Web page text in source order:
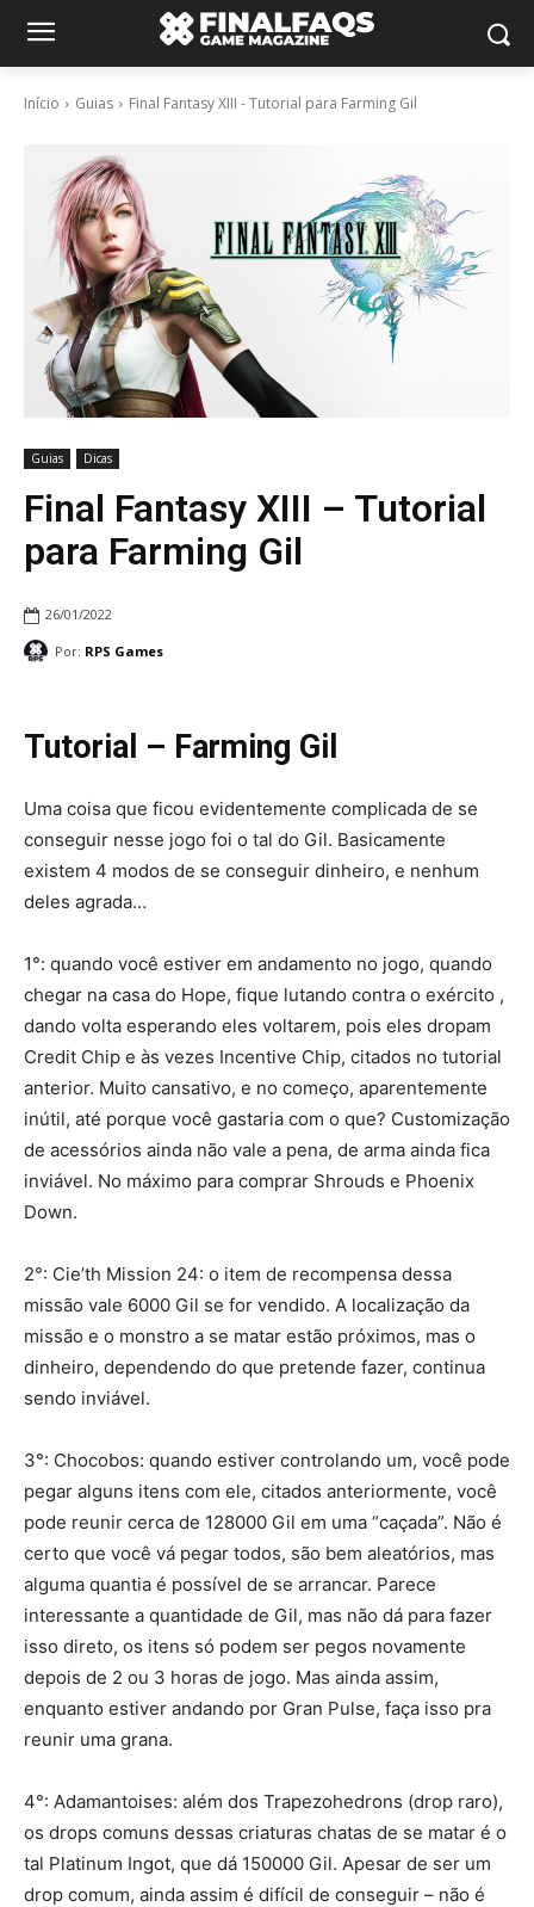
Início Guias Final Fantasy XIII - Tutorial para Farming Gil
Guias Dicas
Final Fantasy XIII – Tutorial
para Farming Gil
26/01/2022
Por: RPS Games
Tutorial – Farming Gil
Uma coisa que ficou evidentemente complicada de se
conseguir nesse jogo foi o tal do Gil. Basicamente
existem 4 modos de se conseguir dinheiro, e nenhum
deles agrada…
1°: quando você estiver em andamento no jogo, quando
chegar na casa do Hope, fique lutando contra o exército ,
dando volta esperando eles voltarem, pois eles dropam
Credit Chip e às vezes Incentive Chip, citados no tutorial
anterior. Muito cansativo, e no começo, aparentemente
inútil, até porque você gastaria com o que? Customização
de acessórios ainda não vale a pena, de arma ainda fica
inviável. No máximo para comprar Shrouds e Phoenix
Down.
2°: Cie’th Mission 24: o item de recompensa dessa
missão vale 6000 Gil se for vendido. A localização da
missão e o monstro a se matar estão próximos, mas o
dinheiro, dependendo do que pretende fazer, continua
sendo inviável.
3°: Chocobos: quando estiver controlando um, você pode
pegar alguns itens com ele, citados anteriormente, você
pode reunir cerca de 128000 Gil em uma “caçada”. Não é
certo que você vá pegar todos, são bem aleatórios, mas
alguma quantia é possível de se arrancar. Parece
interessante a quantidade de Gil, mas não dá para fazer
isso direto, os itens só podem ser pegos novamente
depois de 2 ou 3 horas de jogo. Mas ainda assim,
enquanto estiver andando por Gran Pulse, faça isso pra
reunir uma grana.
4°: Adamantoises: além dos Trapezohedrons (drop raro),
os drops comuns dessas criaturas chatas de se matar é o
tal Platinum Ingot, que dá 150000 Gil. Apesar de ser um
drop comum, ainda assim é difícil de conseguir – não é